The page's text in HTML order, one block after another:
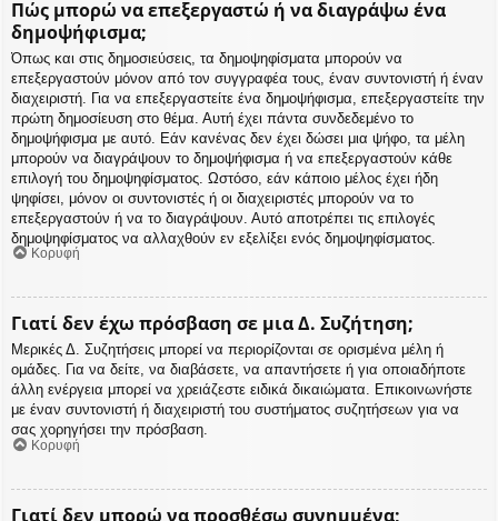
Πώς μπορώ να επεξεργαστώ ή να διαγράψω ένα
δημοψήφισμα;
Όπως και στις δημοσιεύσεις, τα δημοψηφίσματα μπορούν να
επεξεργαστούν μόνον από τον συγγραφέα τους, έναν συντονιστή ή έναν
διαχειριστή. Για να επεξεργαστείτε ένα δημοψήφισμα, επεξεργαστείτε την
πρώτη δημοσίευση στο θέμα. Αυτή έχει πάντα συνδεδεμένο το
δημοψήφισμα με αυτό. Εάν κανένας δεν έχει δώσει μια ψήφο, τα μέλη
μπορούν να διαγράψουν το δημοψήφισμα ή να επεξεργαστούν κάθε
επιλογή του δημοψηφίσματος. Ωστόσο, εάν κάποιο μέλος έχει ήδη
ψηφίσει, μόνον οι συντονιστές ή οι διαχειριστές μπορούν να το
επεξεργαστούν ή να το διαγράψουν. Αυτό αποτρέπει τις επιλογές
δημοψηφίσματος να αλλαχθούν εν εξελίξει ενός δημοψηφίσματος.
Κορυφή
Γιατί δεν έχω πρόσβαση σε μια Δ. Συζήτηση;
Μερικές Δ. Συζητήσεις μπορεί να περιορίζονται σε ορισμένα μέλη ή
ομάδες. Για να δείτε, να διαβάσετε, να απαντήσετε ή για οποιαδήποτε
άλλη ενέργεια μπορεί να χρειάζεστε ειδικά δικαιώματα. Επικοινωνήστε
με έναν συντονιστή ή διαχειριστή του συστήματος συζητήσεων για να
σας χορηγήσει την πρόσβαση.
Κορυφή
Γιατί δεν μπορώ να προσθέσω συνημμένα;